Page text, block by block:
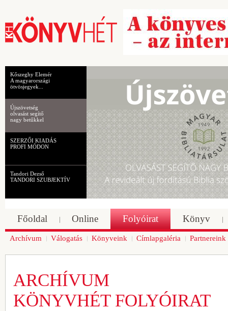
Kőszeghy Elemér
A magyarországi
ötvösjegyek...
Újszövetség
olvasást segítő
nagy betűkkel
SZERZŐI KIADÁS
PROFI MÓDON
Tandori Dezső
TANDORI SZUBJEKTÍV
Főoldal Online Folyóirat Könyv
Archívum Válogatás Könyveink Címlapgaléria Partnereink
ARCHÍVUM
KÖNYVHÉT FOLYÓIRAT